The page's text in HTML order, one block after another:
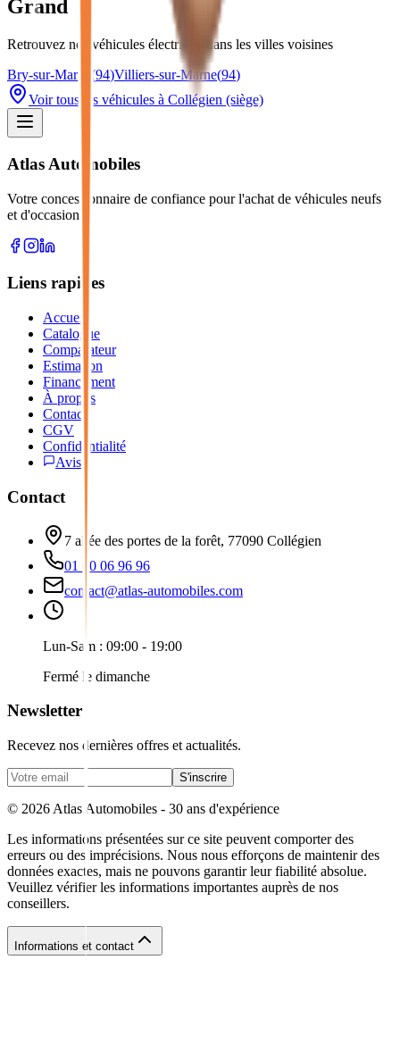
Grand
Retrouvez nos véhicules électrique
dans les villes voisines
Bry-sur-Marne
(94)Villiers-sur-Marne(94)
Voir tous les véhicules à Collégien (siège)
Atlas Automobiles
Votre concessionnaire de confiance pour l'achat de véhicules neufs
et d'occasion.
Liens rapides
Accueil
Catalogue
Comparateur
Estimation
Financement
À propos
Contact
CGV
Confidentialité
Avis
Contact
7 allée des portes de la forêt, 77090 Collégien
01 60 06 96 96
contact@atlas-automobiles.com
Lun-Sam : 09:00 - 19:00
Fermé le dimanche
Newsletter
Recevez nos dernières offres et actualités.
S'inscrire
© 2026 Atlas Automobiles - 30 ans d'expérience
Les informations présentées sur ce site peuvent comporter des
erreurs ou des imprécisions. Nous nous efforçons de maintenir des
données exactes, mais ne pouvons garantir leur fiabilité absolue.
Veuillez vérifier les informations importantes auprès de nos
conseillers.
Informations et contact